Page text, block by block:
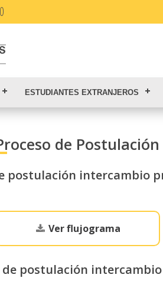
ESTUDIANTES EXTRANJEROS
de Postulación
postulación intercambio
Ver flujograma
de postulación